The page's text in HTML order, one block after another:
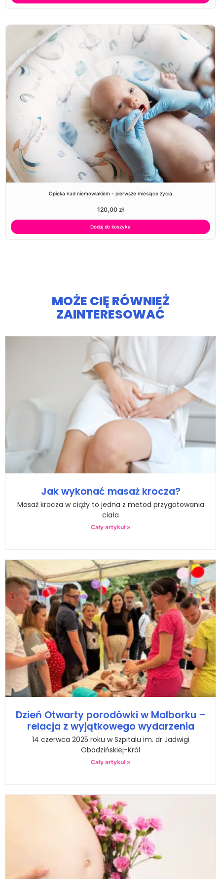
Opieka nad niemowlakiem - pierwsze miesiące życia
120,00 zł
Dodaj do koszyka
MOŻE CIĘ RÓWNIEŻ
ZAINTERESOWAĆ
Jak wykonać masaż krocza?
Masaż krocza w ciąży to jedna z metod przygotowania
ciała
Cały artykuł »
Dzień Otwarty porodówki w Malborku –
relacja z wyjątkowego wydarzenia
14 czerwca 2025 roku w Szpitalu im. dr Jadwigi
Obodzińskiej-Król
Cały artykuł »